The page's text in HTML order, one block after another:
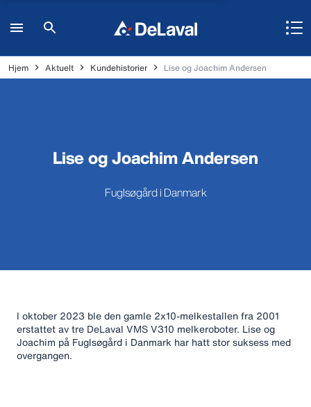
Hjem Aktuelt Kundehistorier Lise og Joachim Andersen
Lise og Joachim Andersen
Fuglsøgård i Danmark
I oktober 2023 ble den gamle 2x10-melkestallen fra 2001
erstattet av tre DeLaval VMS V310 melkeroboter. Lise og
Joachim på Fuglsøgård i Danmark har hatt stor suksess med
overgangen.